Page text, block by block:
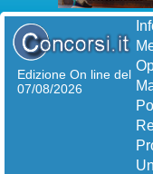
Edizione On line del
07/08/2026